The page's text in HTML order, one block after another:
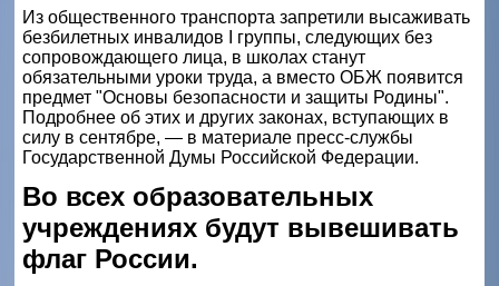
Из общественного транспорта запретили высаживать
безбилетных инвалидов I группы, следующих без
сопровождающего лица, в школах станут
обязательными уроки труда, а вместо ОБЖ появится
предмет "Основы безопасности и защиты Родины".
Подробнее об этих и других законах, вступающих в
силу в сентябре, — в материале пресс-службы
Государственной Думы Российской Федерации.
Во всех образовательных
учреждениях будут вывешивать
флаг России.